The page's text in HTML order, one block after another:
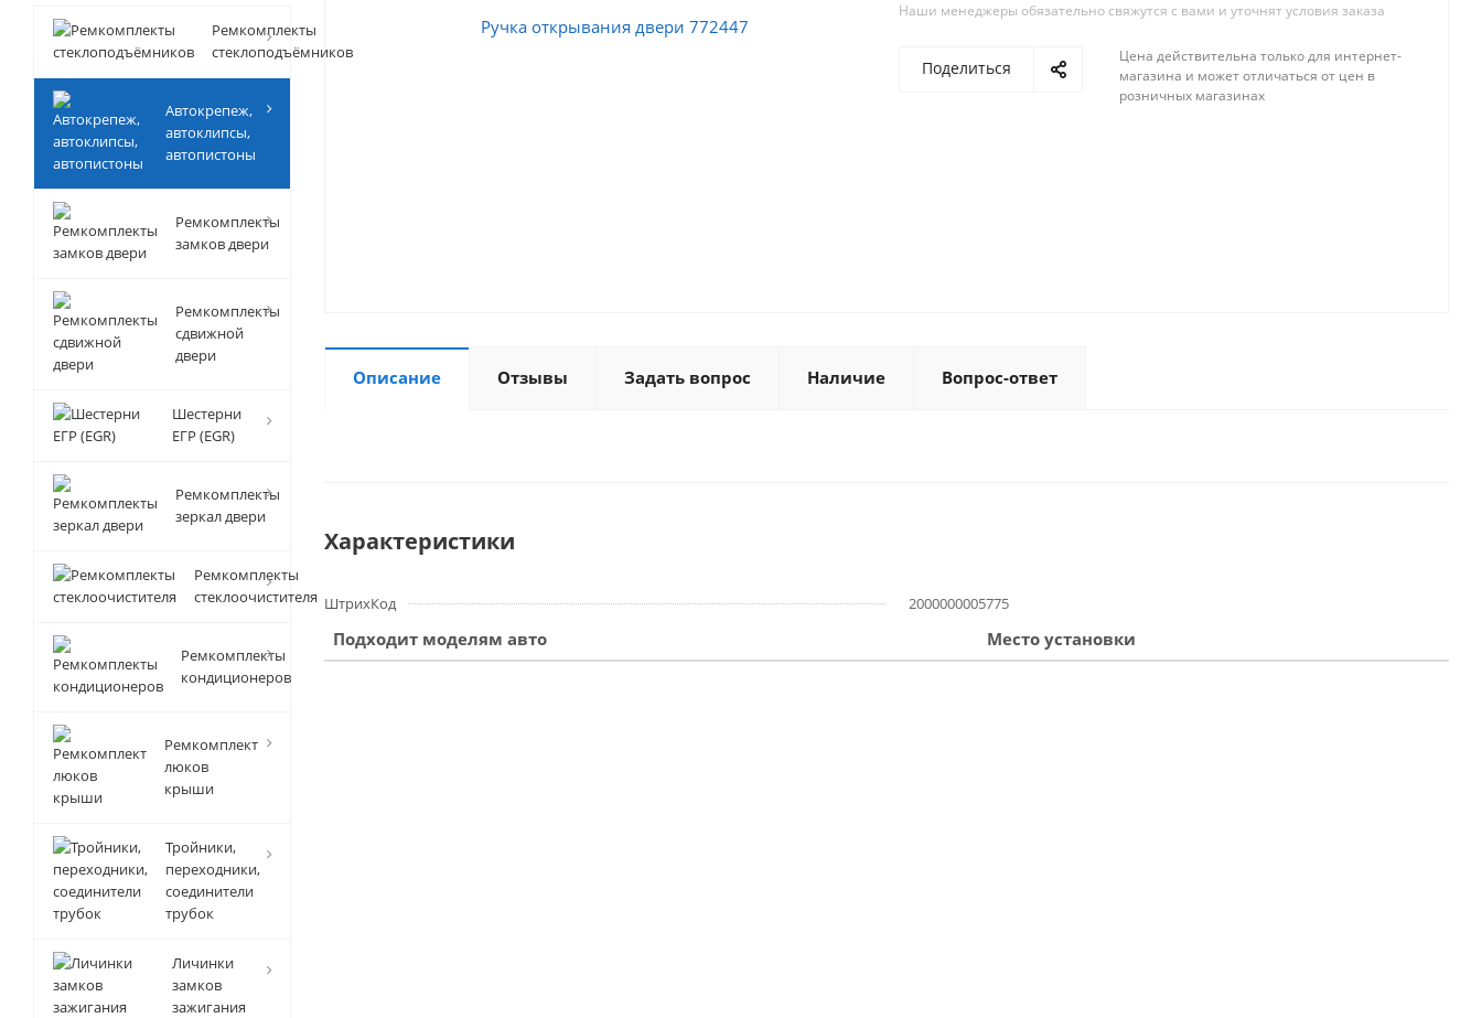
Ремкомплекты
стеклоподъёмников
Автокрепеж,
автоклипсы,
автопистоны
Ремкомплекты
замков двери
Ремкомплекты
сдвижной
двери
Шестерни
ЕГР (EGR)
Ремкомплекты
зеркал двери
Ремкомплекты
стеклоочистителя
Ремкомплекты
кондиционеров
Ремкомплект
люков
крыши
Тройники,
переходники,
соединители
трубок
Личинки
замков
зажигания
Наши менеджеры обязательно свяжутся с вами и уточнят условия заказа
Поделиться
Цена действительна только для интернет-
магазина и может отличаться от цен в
розничных магазинах
Описание Отзывы Задать вопрос Наличие Вопрос-ответ
Характеристики
ШтрихКод 2000000005775
Подходит моделям авто Место установки